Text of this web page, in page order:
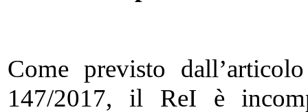
Come previsto
147/2017, il ReI è